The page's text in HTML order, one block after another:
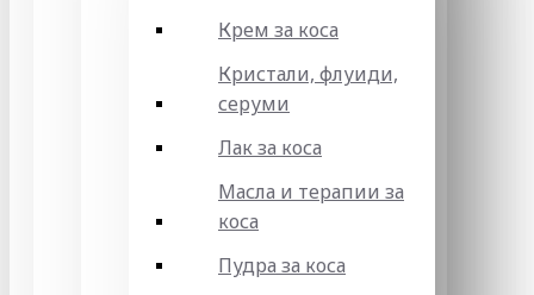
Крем за коса
Кристали, флуиди,
серуми
Лак за коса
Масла и терапии за
коса
Пудра за коса